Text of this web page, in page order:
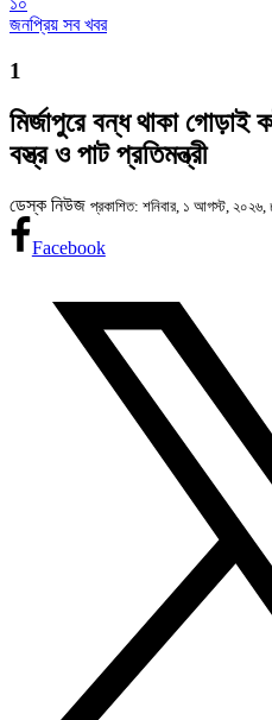
জনপ্রিয় সব খবর
1
মির্জাপুরে বন্ধ থাকা গোড়াই
বস্ত্র ও পাট প্রতিমন্ত্রী
ডেস্ক নিউজ প্রকাশিত: শনিবার, ১ আগস্ট,
Facebook